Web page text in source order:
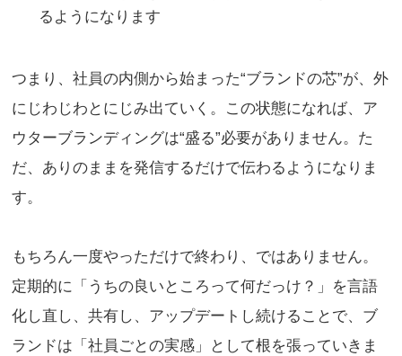
るようになります
つまり、社員の内側から始まった“ブランドの芯”が、外
にじわじわとにじみ出ていく。この状態になれば、ア
ウターブランディングは“盛る”必要がありません。た
だ、ありのままを発信するだけで伝わるようになりま
す。
もちろん一度やっただけで終わり、ではありません。
定期的に「うちの良いところって何だっけ？」を言語
化し直し、共有し、アップデートし続けることで、ブ
ランドは「社員ごとの実感」として根を張っていきま